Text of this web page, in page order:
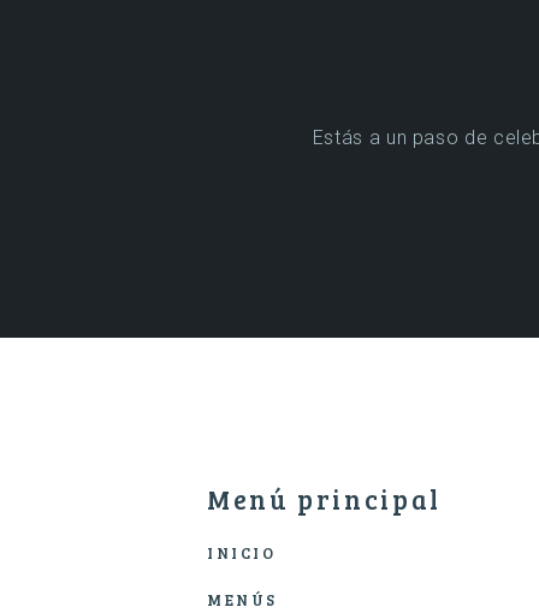
Estás a un paso de
Menú principal
INICIO
MENÚS